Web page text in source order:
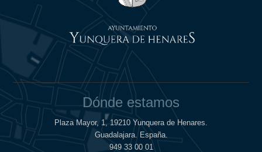
Dónde estamos
Plaza Mayor, 1, 19210 Yunquera de Henares.
Guadalajara. España.
949 33 00 01